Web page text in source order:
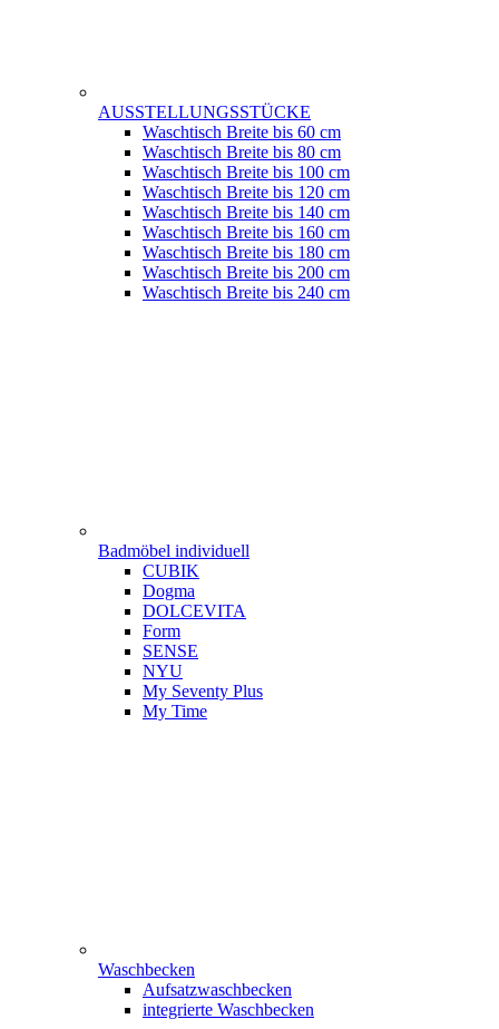
AUSSTELLUNGSSTÜCKE
Waschtisch Breite bis 60 cm
Waschtisch Breite bis 80 cm
Waschtisch Breite bis 100 cm
Waschtisch Breite bis 120 cm
Waschtisch Breite bis 140 cm
Waschtisch Breite bis 160 cm
Waschtisch Breite bis 180 cm
Waschtisch Breite bis 200 cm
Waschtisch Breite bis 240 cm
Badmöbel individuell
CUBIK
Dogma
DOLCEVITA
Form
SENSE
NYU
My Seventy Plus
My Time
Waschbecken
Aufsatzwaschbecken
integrierte Waschbecken